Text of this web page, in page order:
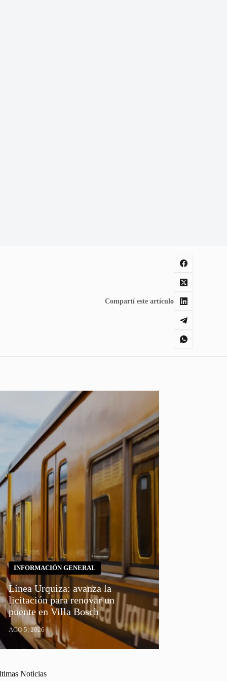
Compartí este artículo
INFORMACIÓN GENERAL
Línea Urquiza: avanza la
licitación para renovar un
puente en Villa Bosch
AGO 5, 2026
Noticias